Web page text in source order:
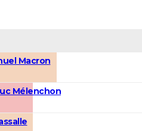
Macron
Mélenchon